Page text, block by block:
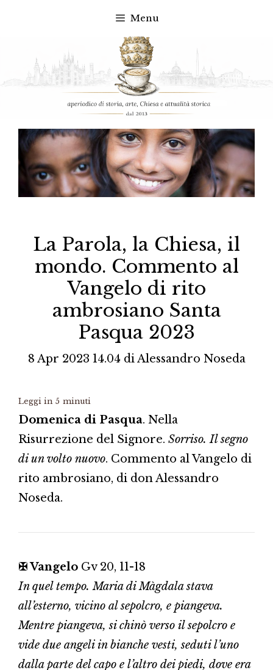
contenuto
Menu
La Parola, la Chiesa, il
mondo. Commento al
Vangelo di rito
ambrosiano Santa
Pasqua 2023
8 Apr 2023 14.04 diAlessandro Noseda
Leggi in 5 minuti
Domenica di Pasqua. Nella
Risurrezione del Signore. Sorriso. Il segno
di un volto nuovo. Commento al Vangelo di
rito ambrosiano, di don Alessandro
Noseda.
✠ Vangelo Gv 20, 11-18
In quel tempo. Maria di Màgdala stava
all’esterno, vicino al sepolcro, e piangeva.
Mentre piangeva, si chinò verso il sepolcro e
vide due angeli in bianche vesti, seduti l’uno
dalla parte del capo e l’altro dei piedi, dove era